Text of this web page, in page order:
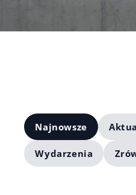
Najnowsze
Wydarzenia